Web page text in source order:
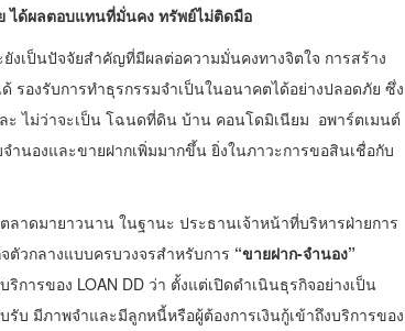
ได้ผลตอบแทนที่มั่นคง ทรัพย์ไม่ติดมือ
เป็นปัจจัยสำคัญที่มีผลต่อความมั่นคงทางจิตใจ การสร้าง
องรับการทำธุรกรรมจำเป็นในอนาคตได้อย่างปลอดภัย ซึ่ง
ไม่ว่าจะเป็น โฉนดที่ดิน บ้าน คอนโดมิเนียม อพาร์ตเมนต์
นองและขายฝากเพิ่มมากขึ้น ยิ่งในภาวะการขอสินเชื่อกับ
าดมายาวนาน ในฐานะ ประธานเจ้าหน้าที่บริหารฝ่ายการ
ตัวกลางแบบครบวงจรสำหรับการ “ขายฝาก-จำนอง”
การของ LOAN DD ว่า ตั้งแต่เปิดดำเนินธุรกิจอย่างเป็น
บ มีภาพจำและมีลูกหนี้หรือผู้ต้องการเงินกู้เข้าถึงบริการของ